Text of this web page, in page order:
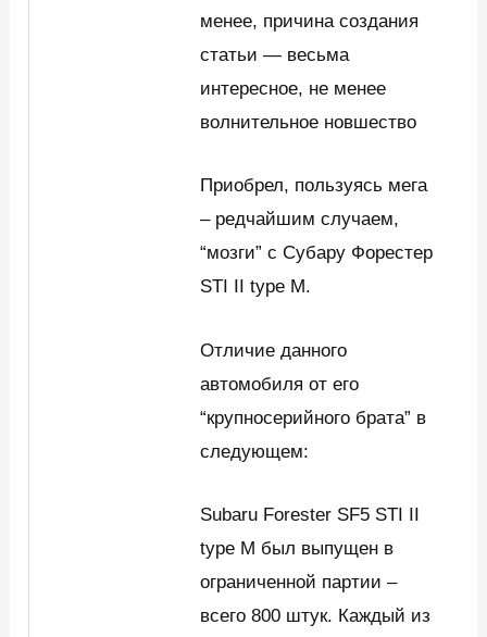
менее, причина создания
статьи — весьма
интересное, не менее
волнительное новшество
Приобрел, пользуясь мега
– редчайшим случаем,
“мозги” с Субару Форестер
STI II type M.
Отличие данного
автомобиля от его
“крупносерийного брата” в
следующем:
Subaru Forester SF5 STI II
type M был выпущен в
ограниченной партии –
всего 800 штук. Каждый из